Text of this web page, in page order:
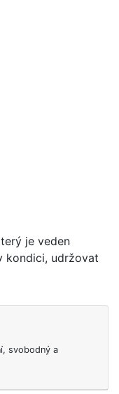
je veden
kondici, udržovat
svobodný a